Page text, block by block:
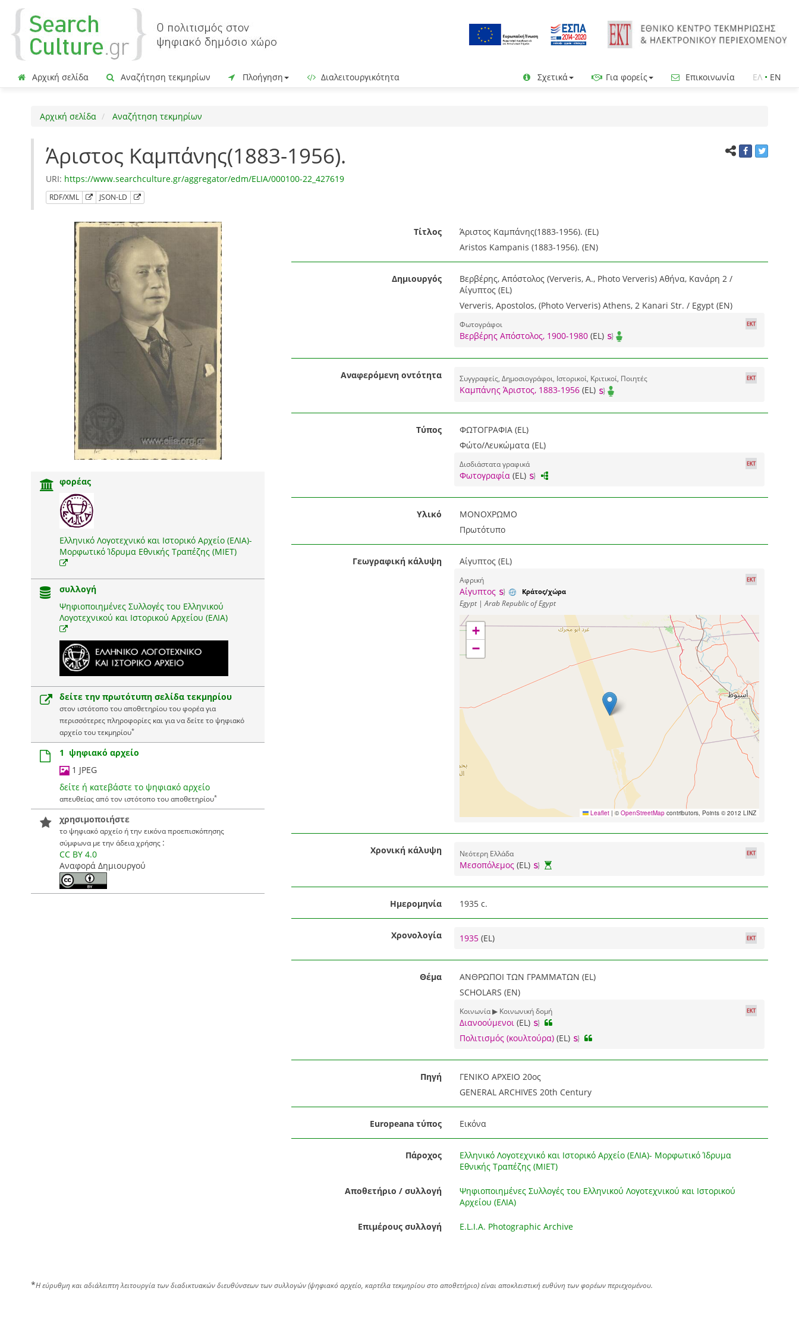
Αρχική σελίδα Αναζήτηση τεκμηρίων Πλοήγηση Διαλειτουργικότητα Σχετικά Για φορείς Επικοινωνία ΕΛ • EN
Αρχική σελίδα Αναζήτηση τεκμηρίων
Άριστος Καμπάνης(1883-1956).
URI: https://www.searchculture.gr/aggregator/edm/ELIA/000100-22_427619
RDF/XML JSON-LD
φορέας
Ελληνικό Λογοτεχνικό και Ιστορικό Αρχείο (ΕΛΙΑ)-
Μορφωτικό Ίδρυμα Εθνικής Τραπέζης (ΜΙΕΤ)
συλλογή
Ψηφιοποιημένες Συλλογές του Ελληνικού
Λογοτεχνικού και Ιστορικού Αρχείου (ΕΛΙΑ)
δείτε την πρωτότυπη σελίδα τεκμηρίου
στον ιστότοπο του αποθετηρίου του φορέα για
περισσότερες πληροφορίες και για να δείτε το ψηφιακό
αρχείο του τεκμηρίου*
1 ψηφιακό αρχείο
1 JPEG
δείτε ή κατεβάστε το ψηφιακό αρχείο
απευθείας από τον ιστότοπο του αποθετηρίου*
χρησιμοποιήστε
το ψηφιακό αρχείο ή την εικόνα προεπισκόπησης
σύμφωνα με την άδεια χρήσης :
CC BY 4.0
Αναφορά Δημιουργού
Τίτλος
Άριστος Καμπάνης(1883-1956). (EL)
Aristos Kampanis (1883-1956). (EN)
Δημιουργός
Βερβέρης, Απόστολος (Ververis, A., Photo Ververis) Αθήνα, Κανάρη 2 /
Αίγυπτος (EL)
Ververis, Apostolos, (Photo Ververis) Athens, 2 Kanari Str. / Egypt (EN)
Φωτογράφοι
Βερβέρης Απόστολος, 1900-1980(EL)
Αναφερόμενη οντότητα Συγγραφείς, Δημοσιογράφοι, Ιστορικοί, Κριτικοί, Ποιητές
Καμπάνης Άριστος, 1883-1956(EL)
Τύπος
ΦΩΤΟΓΡΑΦΙΑ (EL)
Φώτο/Λευκώματα (EL)
Δισδιάστατα γραφικά
Φωτογραφία (EL)
Υλικό
ΜΟΝΟΧΡΩΜΟ
Πρωτότυπο
Γεωγραφική κάλυψη Αίγυπτος (EL)
Αφρική
Αίγυπτος Κράτος/χώρα
Egypt | Arab Republic of Egypt
+
−
Leaflet | ©OpenStreetMapcontributors, Points © 2012 LINZ
Χρονική κάλυψη Νεότερη Ελλάδα
Μεσοπόλεμος(EL)
Ημερομηνία 1935 c.
Χρονολογία 1935 (EL)
Θέμα
ΑΝΘΡΩΠΟΙ ΤΩΝ ΓΡΑΜΜΑΤΩΝ (EL)
SCHOLARS (EN)
Κοινωνία ▶ Κοινωνική δομή
Διανοούμενοι (EL)
Πολιτισμός (κουλτούρα)(EL)
Πηγή
ΓΕΝΙΚΟ ΑΡΧΕΙΟ 20ος
GENERAL ARCHIVES 20th Century
Europeana τύπος Εικόνα
Πάροχος
Ελληνικό Λογοτεχνικό και Ιστορικό Αρχείο (ΕΛΙΑ)- Μορφωτικό Ίδρυμα
Εθνικής Τραπέζης (ΜΙΕΤ)
Αποθετήριο / συλλογή
Ψηφιοποιημένες Συλλογές του Ελληνικού Λογοτεχνικού και Ιστορικού
Αρχείου (ΕΛΙΑ)
Επιμέρους συλλογή E.L.I.A. Photographic Archive
*Η εύρυθμη και αδιάλειπτη λειτουργία των διαδικτυακών διευθύνσεων των συλλογών (ψηφιακό αρχείο, καρτέλα τεκμηρίου στο αποθετήριο) είναι αποκλειστική ευθύνη των φορέων περιεχομένου.